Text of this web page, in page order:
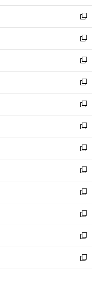
開
く
ウ
で
開
く
ン
ド
ウ
で
開
く
新
し
い
ウ
ィ
ン
ド
ウ
で
開
く
新
し
い
ウ
ィ
ン
ド
ウ
で
開
く
新
し
い
ウ
ィ
ン
ド
ウ
で
開
く
新
し
い
ウ
ィ
ン
ド
ウ
で
開
く
新
し
い
ウ
ィ
ン
ド
ウ
で
開
く
新
し
い
ウ
ィ
ン
ド
ウ
で
開
く
新
し
い
ウ
ィ
ン
ド
ウ
で
開
く
新
し
い
ウ
ィ
ン
ド
ウ
で
開
新
し
い
ウ
ィ
ン
ド
ウ
新
し
い
ウ
ィ
ン
新
し
い
ウ
新
し